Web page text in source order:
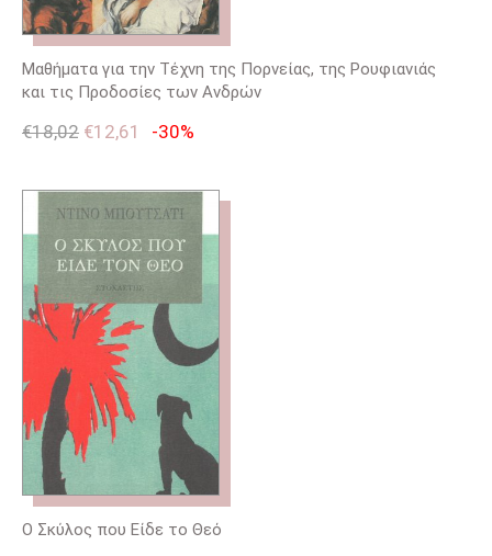
Μαθήματα για την Τέχνη της Πορνείας, της Ρουφιανιάς
και τις Προδοσίες των Ανδρών
€18,02 €12,61 -30%
Ο Σκύλος που Είδε το Θεό